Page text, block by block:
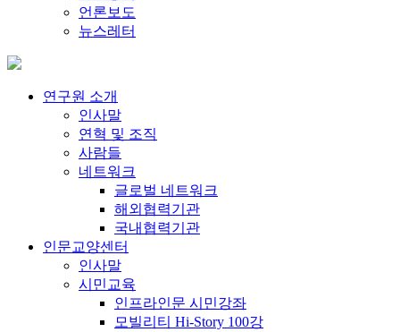
언론보도
뉴스레터
연구원 소개
인사말
연혁 및 조직
사람들
네트워크
글로벌 네트워크
해외협력기관
국내협력기관
인문교양센터
인사말
시민교육
인프라인문 시민강좌
모빌리티 Hi-Story 100강